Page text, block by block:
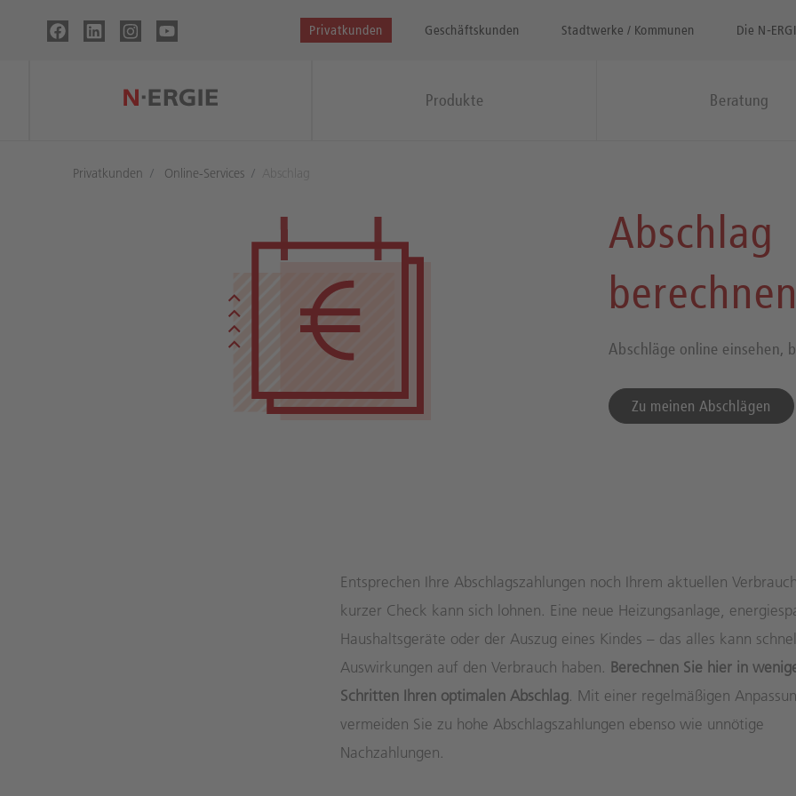
Privatkunden Geschäftskunden Stadtwerke / Kommunen Die
Produkte Beratung
Privatkunden Online-Services
Abschlag
Abschläge online einsehen,
Zu meinen Abschlägen
Entsprechen Ihre Abschlagszahlungen noch Ihrem aktuellen
kurzer Check kann sich lohnen. Eine neue Heizungsanlage,
Haushaltsgeräte oder der Auszug eines Kindes – das alles kann
Auswirkungen auf den Verbrauch haben. Berechnen Sie hier in
Schritten Ihren optimalen Abschlag. Mit einer regelmäßigen
vermeiden Sie zu hohe Abschlagszahlungen ebenso wie unnötige
Nachzahlungen.